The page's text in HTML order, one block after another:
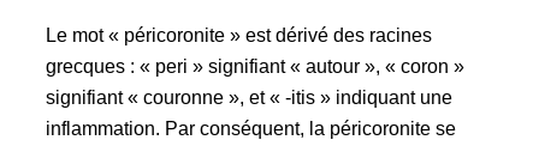
Le mot « péricoronite » est dérivé des racines
grecques : « peri » signifiant « autour », « coron »
signifiant « couronne », et « -itis » indiquant une
inflammation. Par conséquent, la péricoronite se